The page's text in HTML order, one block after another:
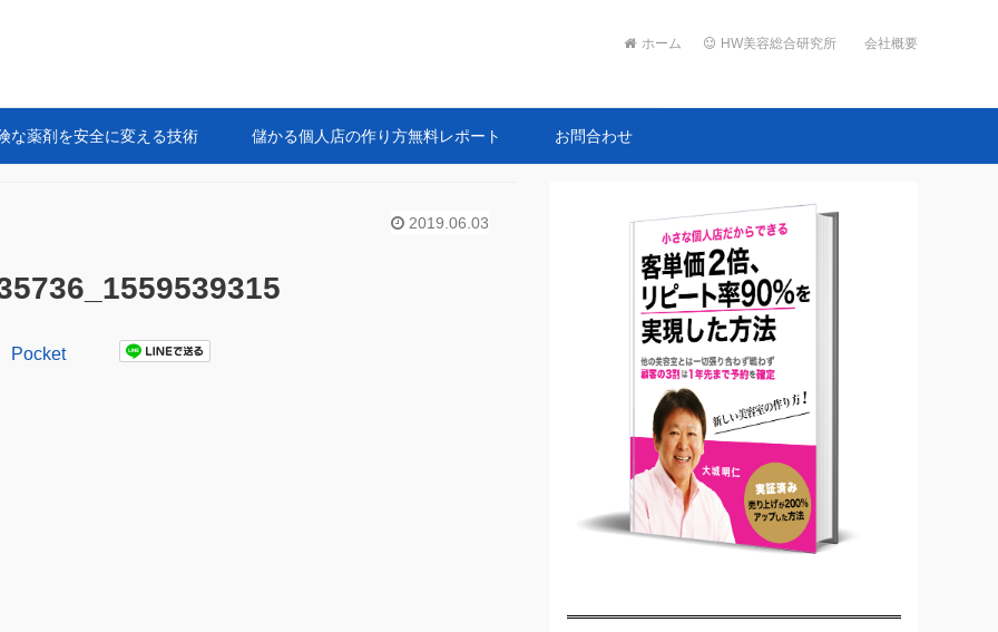
ホーム HW美容総合研究所 会社概要
な薬剤を安全に変える技術 儲かる個人店の作り方無料レポート お問合わせ
2019.06.03
Pocket